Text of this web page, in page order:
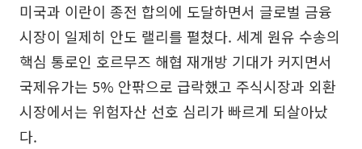
미국과 이란이 종전 합의에 도달하면서 글로벌 금융
시장이 일제히 안도 랠리를 펼쳤다. 세계 원유 수송의
핵심 통로인 호르무즈 해협 재개방 기대가 커지면서
국제유가는 5% 안팎으로 급락했고 주식시장과 외환
시장에서는 위험자산 선호 심리가 빠르게 되살아났
다.